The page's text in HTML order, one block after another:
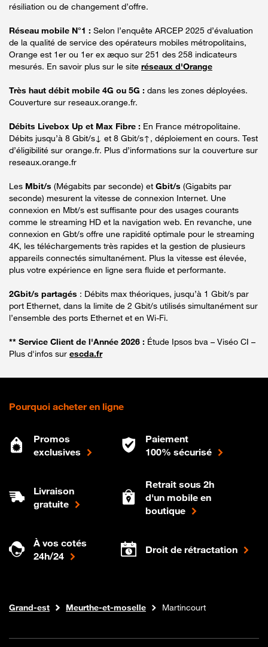
résiliation ou de changement d’offre.
Réseau mobile N°1 : Selon l’enquête ARCEP 2025 d’évaluation
de la qualité de service des opérateurs mobiles métropolitains,
Orange est 1er ou 1er ex æquo sur 251 des 258 indicateurs
mesurés. En savoir plus sur le site réseaux d'Orange
Très haut débit mobile 4G ou 5G : dans les zones déployées.
Couverture sur reseaux.orange.fr.
Débits Livebox Up et Max Fibre : En France métropolitaine.
Débits jusqu’à 8 Gbit/s↓ et 8 Gbit/s↑, déploiement en cours. Test
d’éligibilité sur orange.fr. Plus d’informations sur la couverture sur
reseaux.orange.fr
Les Mbit/s (Mégabits par seconde) et Gbit/s (Gigabits par
seconde) mesurent la vitesse de connexion Internet. Une
connexion en Mbt/s est suffisante pour des usages courants
comme le streaming HD et la navigation web. En revanche, une
connexion en Gbt/s offre une rapidité optimale pour le streaming
4K, les téléchargements très rapides et la gestion de plusieurs
appareils connectés simultanément. Plus la vitesse est élevée,
plus votre expérience en ligne sera fluide et performante.
2Gbit/s partagés : Débits max théoriques, jusqu’à 1 Gbit/s par
port Ethernet, dans la limite de 2 Gbit/s utilisés simultanément sur
l’ensemble des ports Ethernet et en Wi-Fi.
** Service Client de l'Année 2026 : Étude Ipsos bva – Viséo CI –
Plus d'infos sur escda.fr
Pourquoi acheter en ligne
Promos
exclusives
Paiement
100% sécurisé
Livraison
gratuite
Retrait sous 2h
d'un mobile en
boutique
À vos cotés
24h/24
Droit de rétractation
Boutique Orange
Internet fibre
Grand-est Meurthe-et-moselle Martincourt